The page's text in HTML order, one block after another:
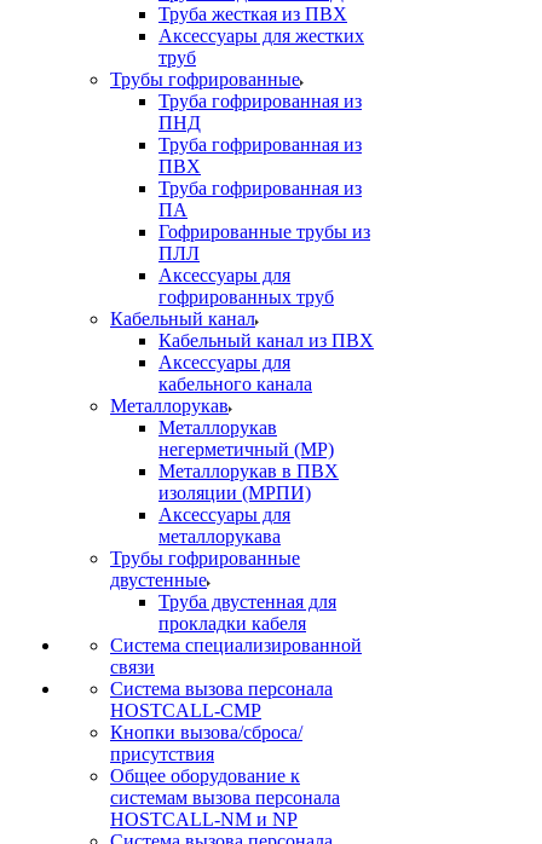
Труба жесткая из ПВХ
Аксессуары для жестких
труб
Трубы гофрированные
Труба гофрированная из
ПНД
Труба гофрированная из
ПВХ
Труба гофрированная из
ПА
Гофрированные трубы из
ПЛЛ
Аксессуары для
гофрированных труб
Кабельный канал
Кабельный канал из ПВХ
Аксессуары для
кабельного канала
Металлорукав
Металлорукав
негерметичный (МР)
Металлорукав в ПВХ
изоляции (МРПИ)
Аксессуары для
металлорукава
Трубы гофрированные
двустенные
Труба двустенная для
прокладки кабеля
Система специализированной
связи
Cистема вызова персонала
HOSTCALL-CMP
Кнопки вызова/сброса/
присутствия
Общее оборудование к
системам вызова персонала
HOSTCALL-NM и NP